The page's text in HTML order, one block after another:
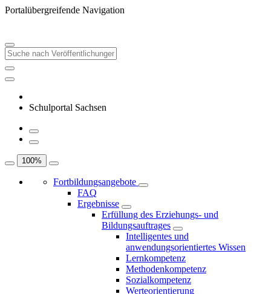
Portalübergreifende Navigation
Schulportal Sachsen
100%
Fortbildungsangebote
FAQ
Ergebnisse
Erfüllung des Erziehungs- und
Bildungsauftrages
Intelligentes und
anwendungsorientiertes Wissen
Lernkompetenz
Methodenkompetenz
Sozialkompetenz
Werteorientierung